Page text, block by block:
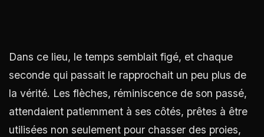
Dans ce lieu, le temps semblait figé, et chaque
seconde qui passait le rapprochait un peu plus de
la vérité. Les flèches, réminiscence de son passé,
attendaient patiemment à ses côtés, prêtes à être
utilisées non seulement pour chasser des proies,